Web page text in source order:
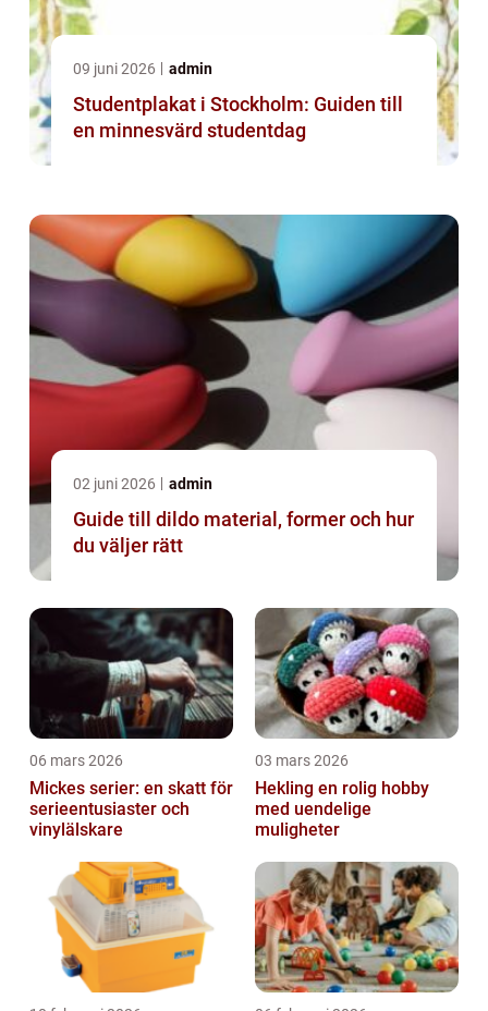
09 juni 2026 admin
Studentplakat i Stockholm: Guiden till
en minnesvärd studentdag
02 juni 2026 admin
Guide till dildo material, former och hur
du väljer rätt
06 mars 2026
Mickes serier: en skatt för
serieentusiaster och
vinylälskare
03 mars 2026
Hekling en rolig hobby
med uendelige
muligheter